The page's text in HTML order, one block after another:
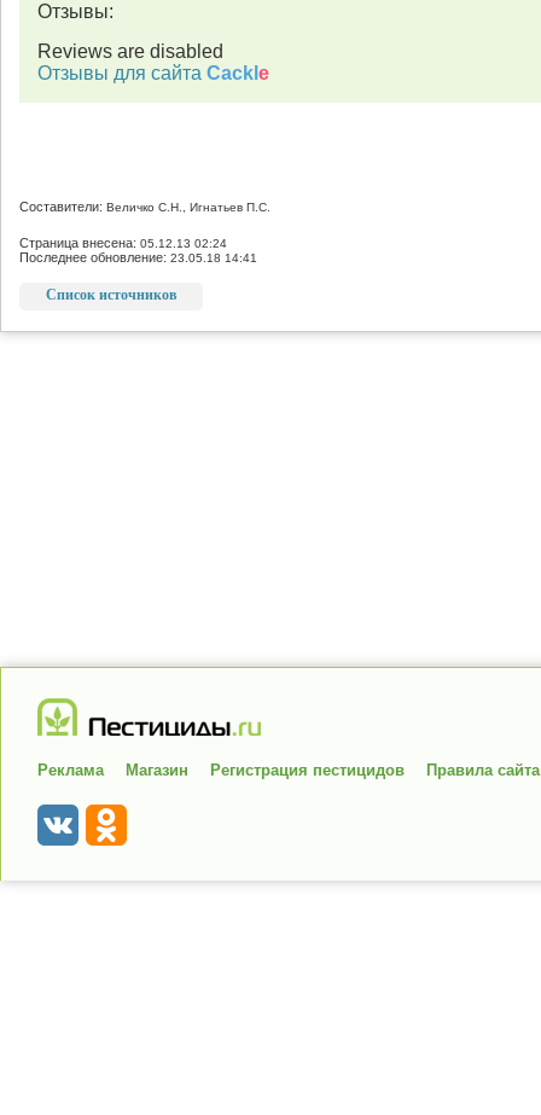
Отзывы:
Reviews are disabled
Отзывы для сайта Cackl e
Составители: Величко С.Н., Игнатьев П.С.
Страница внесена: 05.12.13 02:24
Последнее обновление: 23.05.18 14:41
Список источников
Реклама Магазин Регистрация пестицидов Правила сайта